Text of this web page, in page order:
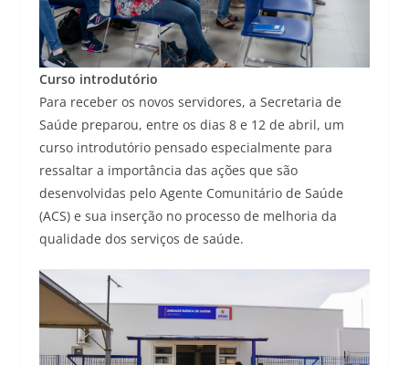
Curso introdutório
Para receber os novos servidores, a Secretaria de
Saúde preparou, entre os dias 8 e 12 de abril, um
curso introdutório pensado especialmente para
ressaltar a importância das ações que são
desenvolvidas pelo Agente Comunitário de Saúde
(ACS) e sua inserção no processo de melhoria da
qualidade dos serviços de saúde.